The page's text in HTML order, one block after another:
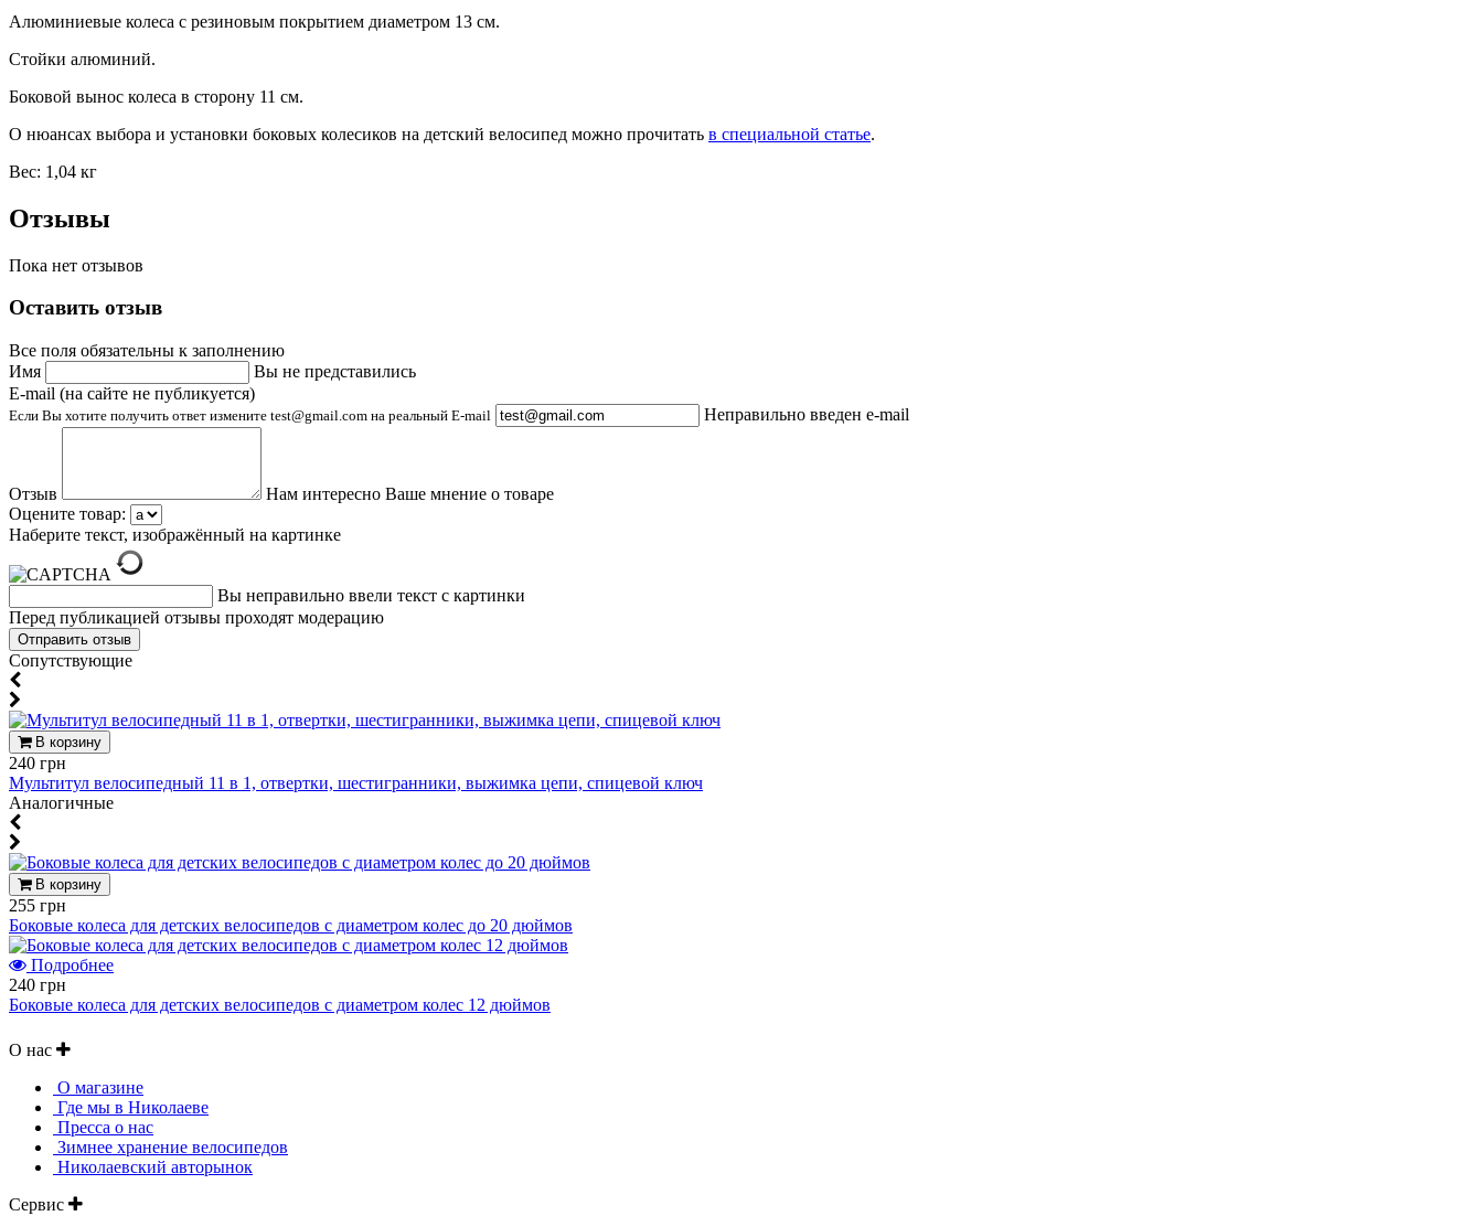
Алюминиевые колеса с резиновым покрытием диаметром 13 см.
Стойки алюминий.
Боковой вынос колеса в сторону 11 см.
О нюансах выбора и установки боковых колесиков на детский велосипед можно прочитать в специальной статье.
Вес: 1,04 кг
Отзывы
Пока нет отзывов
Оставить отзыв
Все поля обязательны к заполнению
Имя
Вы не представились
E-mail (на сайте не публикуется)
Если Вы хотите получить ответ измените test@gmail.com на реальный E-mail Неправильно введен e-mail
Отзыв
Нам интересно Ваше мнение о товаре
Оцените товар:
Наберите текст, изображённый на картинке
Вы неправильно ввели текст с картинки
Перед публикацией отзывы проходят модерацию
Cопутствующие
В корзину
240 грн
Мультитул велосипедный 11 в 1, отвертки, шестигранники, выжимка цепи, спицевой ключ
Аналогичные
В корзину
255 грн
Боковые колеса для детских велосипедов с диаметром колес до 20 дюймов
Подробнее
240 грн
Боковые колеса для детских велосипедов с диаметром колес 12 дюймов
О нас
О магазине
Где мы в Николаеве
Пресса о нас
Зимнее хранение велосипедов
Николаевский авторынок
Сервис